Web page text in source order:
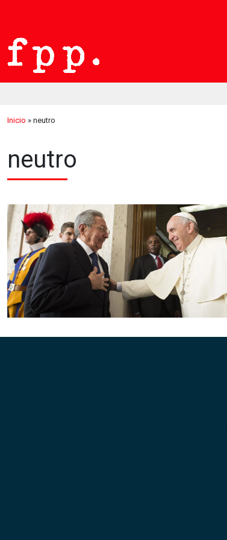
Inicio » neutro
neutro